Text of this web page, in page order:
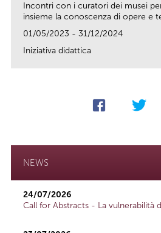
Incontri con i curatori dei musei
insieme la conoscenza di opere e
01/05/2023 - 31/12/2024
Iniziativa didattica
NEWS
24/07/2026
Call for Abstracts - La vulnerabilità